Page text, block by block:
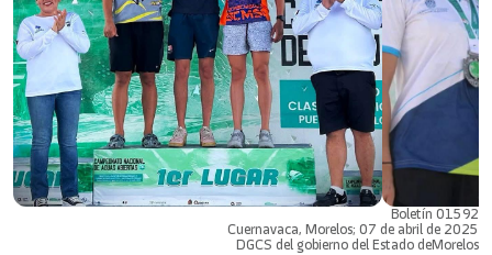
Boletín 01592
Cuernavaca, Morelos; 07 de abril de 2025
DGCS del gobierno del Estado deMorelos